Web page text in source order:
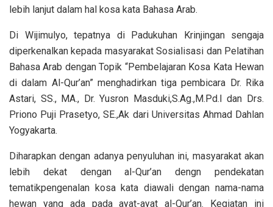
lebih lanjut dalam hal kosa kata Bahasa Arab.
Di Wijimulyo, tepatnya di Padukuhan Krinjingan sengaja
diperkenalkan kepada masyarakat Sosialisasi dan Pelatihan
Bahasa Arab dengan Topik “Pembelajaran Kosa Kata Hewan
di dalam Al-Qur’an” menghadirkan tiga pembicara Dr. Rika
Astari, SS., MA., Dr. Yusron Masduki,S.Ag.,M.Pd.I dan Drs.
Priono Puji Prasetyo, SE.,Ak dari Universitas Ahmad Dahlan
Yogyakarta.
Diharapkan dengan adanya penyuluhan ini, masyarakat akan
lebih dekat dengan al-Qur’an dengn pendekatan
tematikpengenalan kosa kata diawali dengan nama-nama
hewan yang ada pada ayat-ayat al-Qur’an. Kegiatan ini